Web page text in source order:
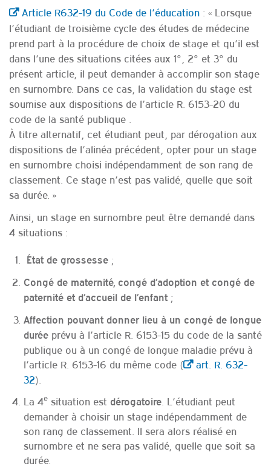
Article R632-19 du Code de l’éducation : « Lorsque
l’étudiant de troisième cycle des études de médecine
prend part à la procédure de choix de stage et qu’il est
dans l’une des situations citées aux 1°, 2° et 3° du
présent article, il peut demander à accomplir son stage
en surnombre. Dans ce cas, la validation du stage est
soumise aux dispositions de l’article R. 6153-20 du
code de la santé publique .
À titre alternatif, cet étudiant peut, par dérogation aux
dispositions de l’alinéa précédent, opter pour un stage
en surnombre choisi indépendamment de son rang de
classement. Ce stage n’est pas validé, quelle que soit
sa durée. »
Ainsi, un stage en surnombre peut être demandé dans
4 situations :
État de grossesse ;
Congé de maternité, congé d’adoption et congé de
paternité et d’accueil de l’enfant ;
Affection pouvant donner lieu à un congé de longue
durée prévu à l’article R. 6153-15 du code de la santé
publique ou à un congé de longue maladie prévu à
l’article R. 6153-16 du même code (
art. R. 632-
32).
La 4e situation est dérogatoire . L’étudiant peut
demander à choisir un stage indépendamment de
son rang de classement. Il sera alors réalisé en
surnombre et ne sera pas validé, quelle que soit sa
durée.